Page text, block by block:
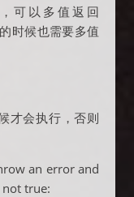
可以多值返回
时候也需要多值
才会执行，否则
an error and
true: